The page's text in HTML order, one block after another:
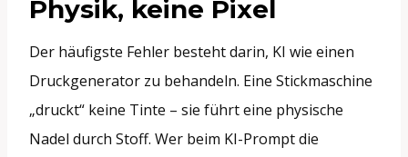
Physik, keine Pixel
Der häufigste Fehler besteht darin, KI wie einen
Druckgenerator zu behandeln. Eine Stickmaschine
„druckt“ keine Tinte – sie führt eine physische
Nadel durch Stoff. Wer beim KI-Prompt die